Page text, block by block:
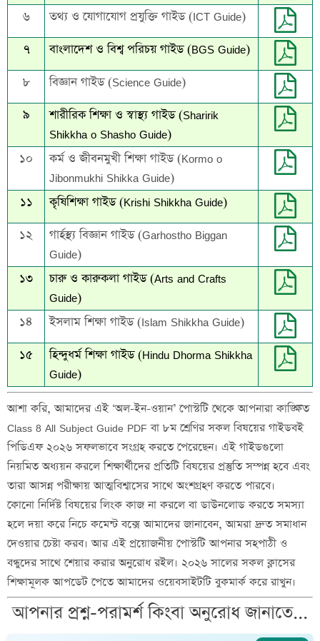
৬
তথ্য ও যোগাযোগ প্রযুক্তি গাইড (ICT Guide)
৭
বাংলাদেশ ও বিশ্ব পরিচয় গাইড (BGS Guide)
৮
বিজ্ঞান গাইড (Science Guide)
৯
শারীরিক শিক্ষা ও স্বাস্থ্য গাইড (Sharirik
Shikkha o Shasho Guide)
১০
কর্ম ও জীবনমুখী শিক্ষা গাইড (Kormo o
Jibonmukhi Shikka Guide)
১১
কৃষিশিক্ষা গাইড (Krishi Shikkha Guide)
১২
গার্হস্থ্য বিজ্ঞান গাইড (Garhostho Biggan
Guide)
১৩
চারু ও কারুকলা গাইড (Arts and Crafts
Guide)
১৪
ইসলাম শিক্ষা গাইড (Islam Shikkha Guide)
১৫
হিন্দুধর্ম শিক্ষা গাইড (Hindu Dhorma Shikkha
Guide)
আশা করি, আমাদের এই ‘অল-ইন-ওয়ান’ পোস্টটি থেকে আপনারা কাঙ্ক্ষিত
Class 8 All Subject Guide PDF বা ৮ম শ্রেণির সকল বিষয়ের গাইডবই
পিডিএফ ২০২৬ সফলভাবে সংগ্রহ করতে পেরেছেন। এই গাইডগুলো
নিয়মিত অধ্যয়ন করলে শিক্ষার্থীদের প্রতিটি বিষয়ের প্রস্তুতি সম্পন্ন হবে এবং
তারা আসন্ন পরীক্ষায় আত্মবিশ্বাসের সাথে অংশগ্রহণ করতে পারবে।
কোনো নির্দিষ্ট বিষয়ের লিংক কাজ না করলে বা ডাউনলোড করতে সমস্যা
হলে দয়া করে নিচে কমেন্ট বক্সে আমাদের জানাবেন, আমরা দ্রুত সমাধান
দেওয়ার চেষ্টা করব। আর এই প্রয়োজনীয় পোস্টটি আপনার সহপাঠী ও
বন্ধুদের সাথে শেয়ার করার অনুরোধ রইল। ২০২৬ সালের সকল ক্লাসের
শিক্ষামূলক আপডেট পেতে আমাদের ওয়েবসাইটটি বুকমার্ক করে রাখুন।
আপনার প্রশ্ন-পরামর্শ কিংবা অনুরোধ জানাতে...